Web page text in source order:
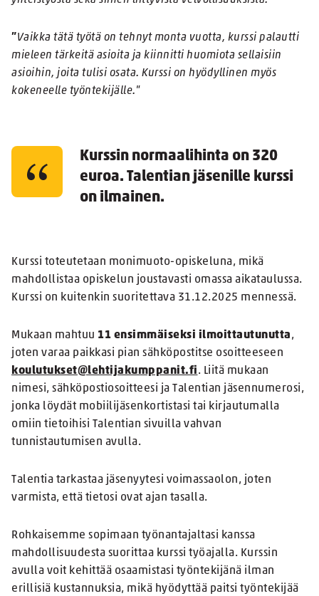
”Vaikka tätä työtä on tehnyt monta vuotta, kurssi palautti
mieleen tärkeitä asioita ja kiinnitti huomiota sellaisiin
asioihin, joita tulisi osata. Kurssi on hyödyllinen myös
kokeneelle työntekijälle.”
Kurssin normaalihinta on 320
euroa. Talentian jäsenille kurssi
on ilmainen.
Kurssi toteutetaan monimuoto-opiskeluna, mikä
mahdollistaa opiskelun joustavasti omassa aikataulussa.
Kurssi on kuitenkin suoritettava 31.12.2025 mennessä.
Mukaan mahtuu 11 ensimmäiseksi ilmoittautunutta,
joten varaa paikkasi pian sähköpostitse osoitteeseen
koulutukset@lehtijakumppanit.fi. Liitä mukaan
nimesi, sähköpostiosoitteesi ja Talentian jäsennumerosi,
jonka löydät mobiilijäsenkortistasi tai kirjautumalla
omiin tietoihisi Talentian sivuilla vahvan
tunnistautumisen avulla.
Talentia tarkastaa jäsenyytesi voimassaolon, joten
varmista, että tietosi ovat ajan tasalla.
Rohkaisemme sopimaan työnantajaltasi kanssa
mahdollisuudesta suorittaa kurssi työajalla. Kurssin
avulla voit kehittää osaamistasi työntekijänä ilman
erillisiä kustannuksia, mikä hyödyttää paitsi työntekijää